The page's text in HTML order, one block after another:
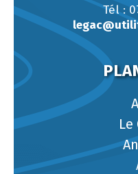
Tél :
Le